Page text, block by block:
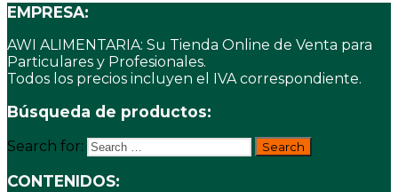
EMPRESA:
AWI ALIMENTARIA: Su Tienda Online de Venta para
Particulares y Profesionales.
Todos los precios incluyen el IVA correspondiente.
Búsqueda de productos:
Search for:
CONTENIDOS: